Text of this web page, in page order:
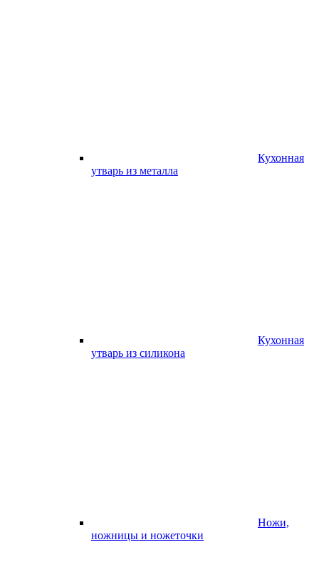
Кухонная
утварь из металла
Кухонная
утварь из силикона
Ножи,
ножницы и ножеточки